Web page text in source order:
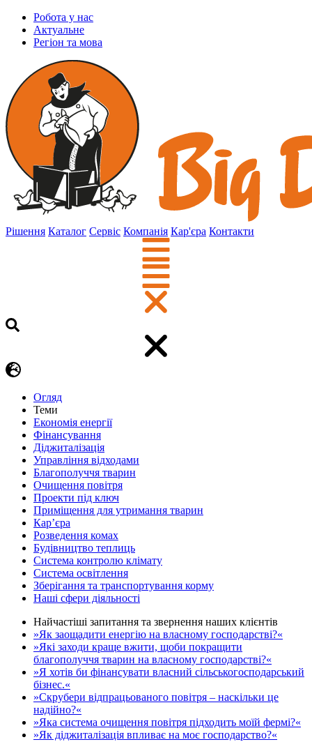
Робота у нас
Актуальне
Регіон та мова
Рішення Каталог Сервіс Компанія Кар'єра Контакти
Огляд
Теми
Економія енергії
Фінансування
Діджиталізація
Управління відходами
Благополуччя тварин
Очищення повітря
Проекти під ключ
Приміщення для утримання тварин
Кар’єра
Розведення комах
Будівництво теплиць
Система контролю клімату
Система освітлення
Зберігання та транспортування корму
Наші сфери діяльності
Найчастіші запитання та звернення наших клієнтів
»Як заощадити енергію на власному господарстві?«
»Які заходи краще вжити, щоби покращити
благополуччя тварин на власному господарстві?«
»Я хотів би фінансувати власний сільськогосподарський
бізнес.«
»Скрубери відпрацьованого повітря – наскільки це
надійно?«
»Яка система очищення повітря підходить моїй фермі?«
»Як діджиталізація впливає на моє господарство?«